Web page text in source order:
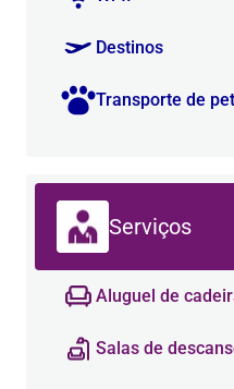
Destinos
Transporte de
Serviços
Aluguel de
Salas de